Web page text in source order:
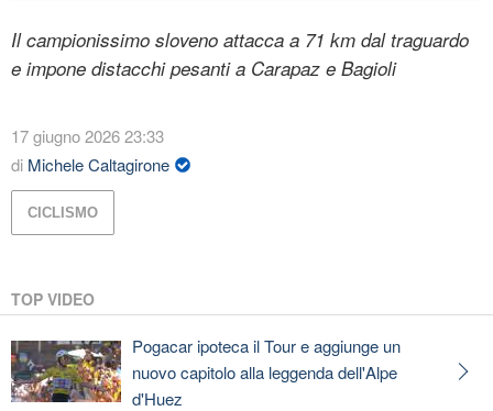
Il campionissimo sloveno attacca a 71 km dal traguardo
e impone distacchi pesanti a Carapaz e Bagioli
17 giugno 2026 23:33
di Michele Caltagirone
CICLISMO
TOP VIDEO
Pogacar ipoteca il Tour e aggiunge un
nuovo capitolo alla leggenda dell'Alpe
d'Huez